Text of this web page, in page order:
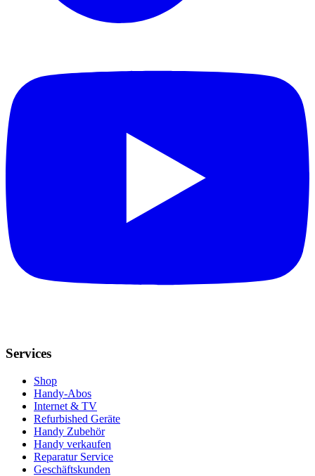
Services
Shop
Handy-Abos
Internet & TV
Refurbished Geräte
Handy Zubehör
Handy verkaufen
Reparatur Service
Geschäftskunden